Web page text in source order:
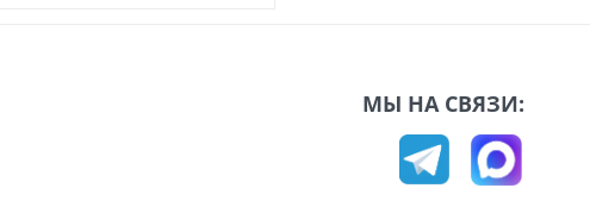
МЫ НА СВЯЗИ: